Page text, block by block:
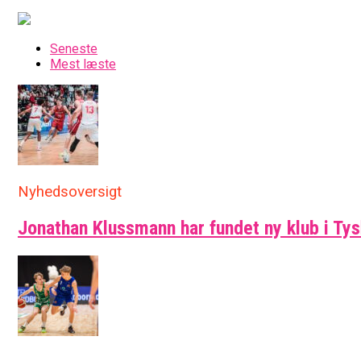
Seneste
Mest læste
Nyhedsoversigt
Jonathan Klussmann har fundet ny klub i